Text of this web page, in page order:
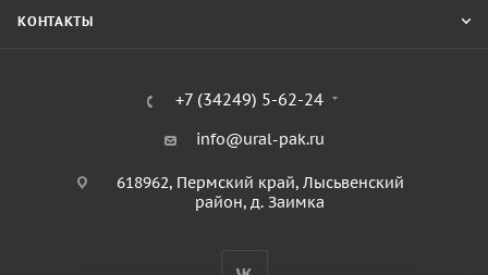
КОНТАКТЫ
+7 (34249) 5-62-24
info@ural-pak.ru
618962, Пермский край, Лысьвенский
район, д. Заимка